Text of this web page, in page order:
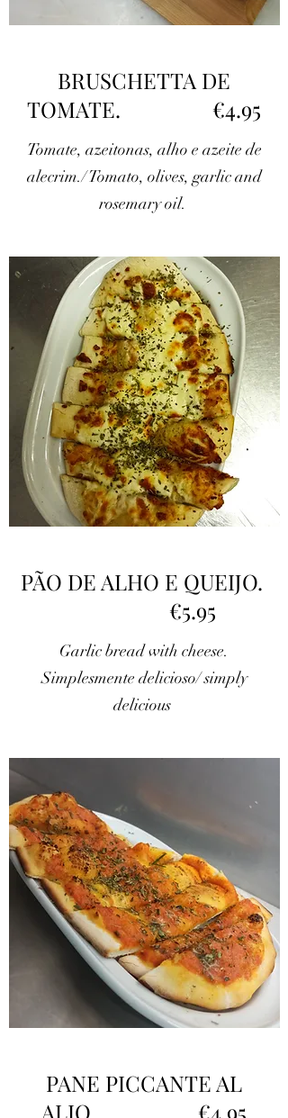
BRUSCHETTA DE
TOMATE. €4.95
Tomate, azeitonas, alho e azeite de
alecrim./ Tomato, olives, garlic and
rosemary oil.
PÃO DE ALHO E QUEIJO.
€5.95
Garlic bread with cheese.
Simplesmente delicioso/ simply
delicious
PANE PICCANTE AL
ALIO. €4.95